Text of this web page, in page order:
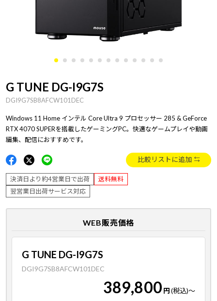
G TUNE DG-I9G7S
DGI9G7SB8AFCW101DEC
Windows 11 Home インテル Core Ultra 9 プロセッサー 285 & GeForce
RTX 4070 SUPERを搭載したゲーミングPC。快適なゲームプレイや動画
編集、配信におすすめです。
比較リストに追加
決済日より約4営業日で出荷
送料無料
翌営業日出荷サービス対応
WEB販売価格
G TUNE DG-I9G7S
DGI9G7SB8AFCW101DEC
389,800 円(税込)～